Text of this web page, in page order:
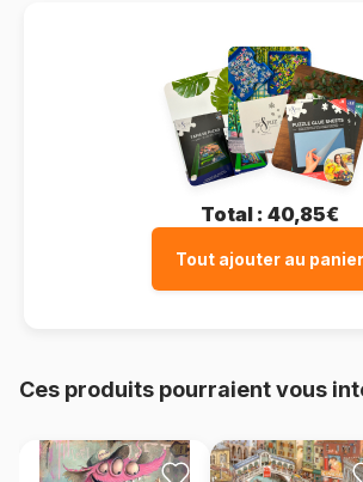
Total : 40,85€
Tout ajouter au panier
Ces produits pourraient vous